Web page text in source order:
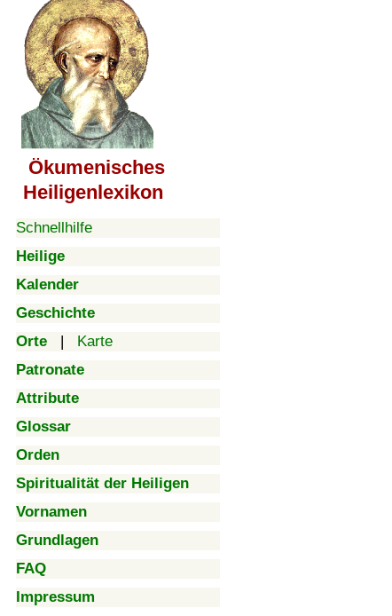
Ökumenisches
Heiligenlexikon
Schnellhilfe
Heilige
Kalender
Geschichte
Orte | Karte
Patronate
Attribute
Glossar
Orden
Spiritualität der Heiligen
Vornamen
Grundlagen
FAQ
Impressum